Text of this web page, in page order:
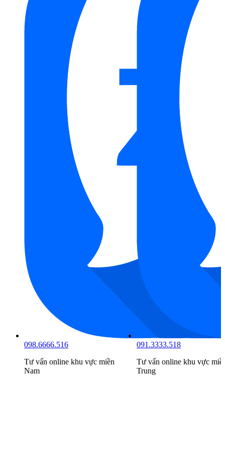
091.3333.518
Tư vấn online khu vực miền
Trung
098.6666.519
Tư vấn online khu vực
Bắc